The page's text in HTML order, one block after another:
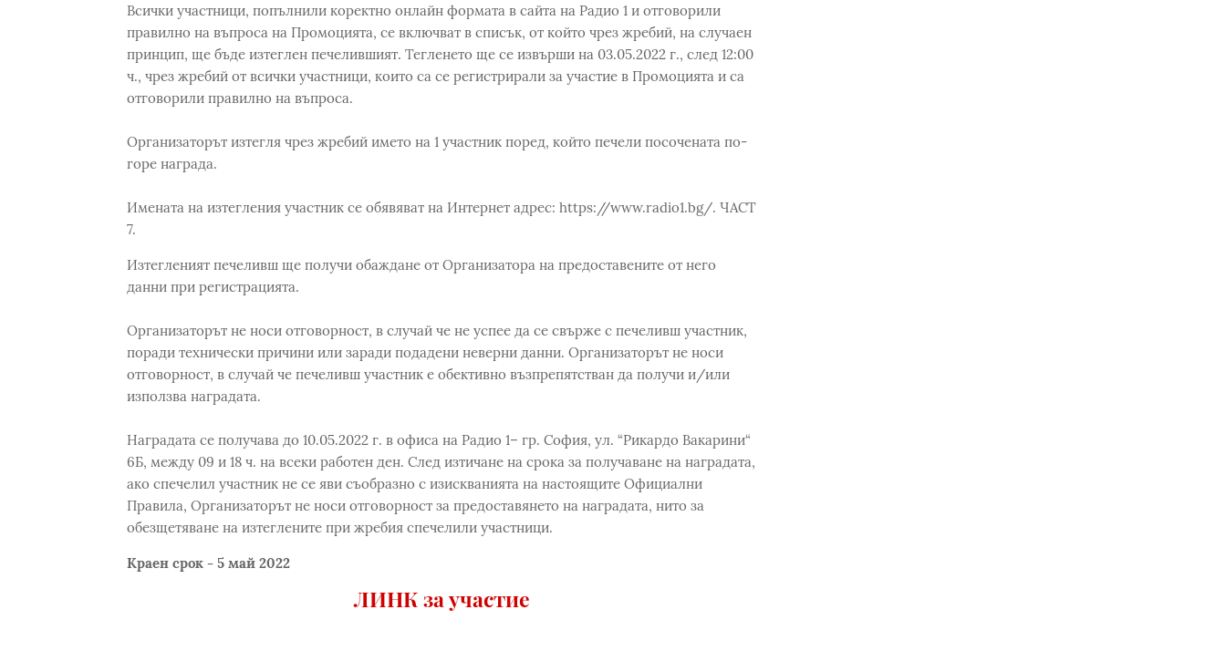
Всички участници, попълнили коректно онлайн формата в сайта на Радио 1 и отговорили
правилно на въпроса на Промоцията, се включват в списък, от който чрез жребий, на случаен
принцип, ще бъде изтеглен печелившият. Тегленето ще се извърши на 03.05.2022 г., след 12:00
ч., чрез жребий от всички участници, които са се регистрирали за участие в Промоцията и са
отговорили правилно на въпроса.
Организаторът изтегля чрез жребий името на 1 участник поред, който печели посочената по-
горе награда.
Имената на изтегления участник се обявяват на Интернет адрес: https://www.radio1.bg/. ЧАCТ
7.
Изтегленият печеливш ще получи обаждане от Организатора на предоставените от него
данни при регистрацията.
Организаторът не носи отговорност, в случай че не успее да се свърже с печеливш участник,
поради технически причини или заради подадени неверни данни. Организаторът не носи
отговорност, в случай че печеливш участник е обективно възпрепятстван да получи и/или
използва наградата.
Наградата се получава до 10.05.2022 г. в офиса на Радио 1– гр. София, ул. “Рикардо Вакарини“
6Б, между 09 и 18 ч. на всеки работен ден. След изтичане на срока за получаване на наградата,
ако спечелил участник не се яви съобразно с изискванията на настоящите Официални
Правила, Организаторът не носи отговорност за предоставянето на наградата, нито за
обезщетяване на изтеглените при жребия спечелили участници.
Краен срок - 5 май 2022
ЛИНК за участие